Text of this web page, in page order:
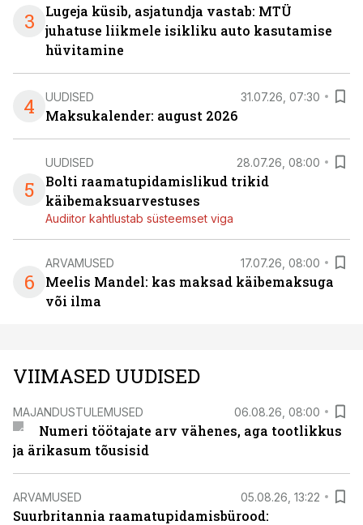
3
Lugeja küsib, asjatundja vastab: MTÜ
juhatuse liikmele isikliku auto kasutamise
hüvitamine
4 UUDISED 31.07.26, 07:30
Maksukalender: august 2026
5
UUDISED 28.07.26, 08:00
Bolti raamatupidamislikud trikid
käibemaksuarvestuses
Audiitor kahtlustab süsteemset viga
6
ARVAMUSED 17.07.26, 08:00
Meelis Mandel: kas maksad käibemaksuga
või ilma
VIIMASED UUDISED
MAJANDUSTULEMUSED 06.08.26, 08:00
Numeri töötajate arv vähenes, aga tootlikkus
ja ärikasum tõusisid
ARVAMUSED 05.08.26, 13:22
Suurbritannia raamatupidamisbürood: